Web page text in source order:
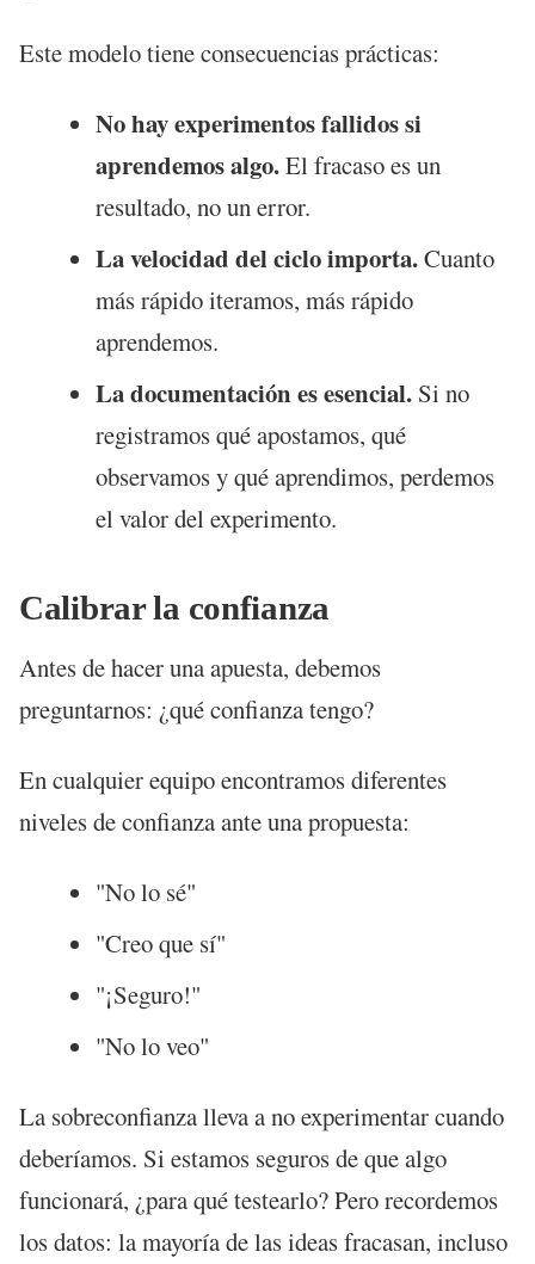
Este modelo tiene consecuencias prácticas:
No hay experimentos fallidos si
aprendemos algo.El fracaso es un
resultado, no un error.
La velocidad del ciclo importa.Cuanto
más rápido iteramos, más rápido
aprendemos.
La documentación es esencial. Si no
registramos qué apostamos, qué
observamos y qué aprendimos, perdemos
el valor del experimento.
Calibrar la confianza
Antes de hacer una apuesta, debemos
preguntarnos: ¿qué confianza tengo?
En cualquier equipo encontramos diferentes
niveles de confianza ante una propuesta:
"No lo sé"
"Creo que sí"
"¡Seguro!"
"No lo veo"
La sobreconfianza lleva a no experimentar cuando
deberíamos. Si estamos seguros de que algo
funcionará, ¿para qué testearlo? Pero recordemos
los datos: la mayoría de las ideas fracasan, incluso